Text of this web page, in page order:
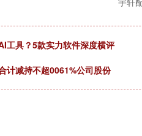
工具？5款实力软件深度横评
计减持不超0061%公司股份